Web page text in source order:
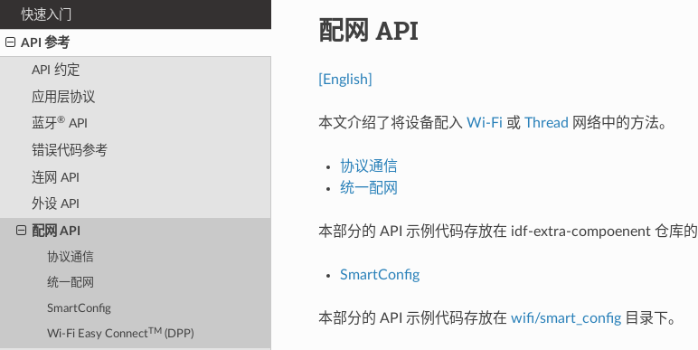
快速入门
API 参考
API 约定
应用层协议
蓝牙®API
错误代码参考
连网 API
外设 API
配网 API
协议通信
统一配网
SmartConfig
Wi-Fi Easy ConnectTM (DPP)
配网 API
[English]
本文介绍了将设备配入 Wi-Fi 或 Thread 网络中的方法。
协议通信
统一配网
本部分的 API 示例代码存放在 idf-extra-compoenent 仓库的
SmartConfig
本部分的 API 示例代码存放在 wifi/smart_config目录下。